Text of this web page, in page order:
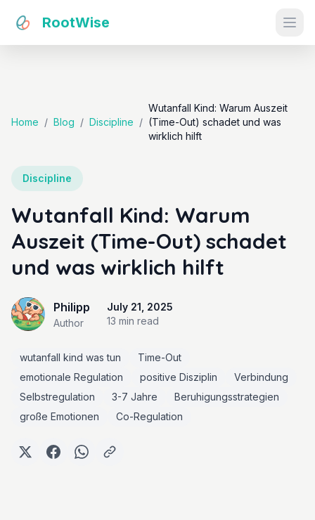
RootWise
Home / Blog / Discipline /
Wutanfall Kind: Warum Auszeit
(Time-Out) schadet und was
wirklich hilft
Discipline
Wutanfall Kind: Warum
Auszeit (Time-Out) schadet
und was wirklich hilft
Philipp
Author
July 21, 2025
13 min read
wutanfall kind was tun
Time-Out
emotionale Regulation
positive Disziplin
Verbindung
Selbstregulation
3-7 Jahre
Beruhigungsstrategien
große Emotionen
Co-Regulation